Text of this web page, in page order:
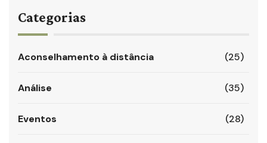
Categorias
Aconselhamento à distância (25)
Análise (35)
Eventos (28)